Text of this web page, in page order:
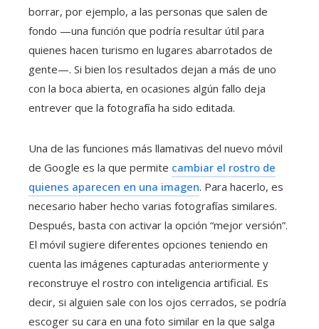
borrar, por ejemplo, a las personas que salen de
fondo —una función que podría resultar útil para
quienes hacen turismo en lugares abarrotados de
gente—. Si bien los resultados dejan a más de uno
con la boca abierta, en ocasiones algún fallo deja
entrever que la fotografía ha sido editada.
Una de las funciones más llamativas del nuevo móvil
de Google es la que permite cambiar el rostro de
quienes aparecen en una imagen. Para hacerlo, es
necesario haber hecho varias fotografías similares.
Después, basta con activar la opción “mejor versión”.
El móvil sugiere diferentes opciones teniendo en
cuenta las imágenes capturadas anteriormente y
reconstruye el rostro con inteligencia artificial. Es
decir, si alguien sale con los ojos cerrados, se podría
escoger su cara en una foto similar en la que salga